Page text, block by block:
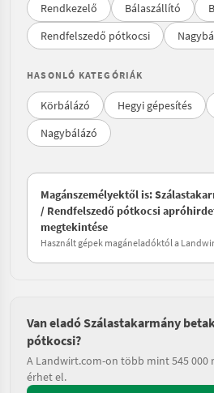
Rendkezelő
Bálaszállító
Rendfelszedő pótkocsi
HASONLÓ KATEGÓRIÁK
Körbálázó Hegyi gépesítés
Nagybálázó
Magánszemélyektől is:
/ Rendfelszedő pótkocsi
megtekintése
Használt gépek magáneladóktól a
Van eladó Szálastakarmány
pótkocsi?
A Landwirt.com-on több mint 545
érhet el.